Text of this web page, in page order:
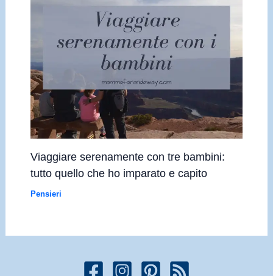
Viaggiare serenamente con tre bambini:
tutto quello che ho imparato e capito
Pensieri